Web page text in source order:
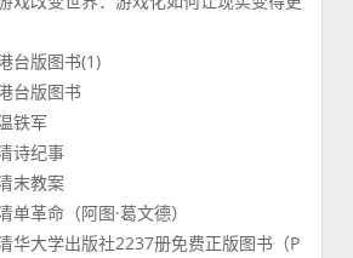
台版图书(1)
台版图书
铁军
诗纪事
末教案
革命（阿图·葛文德）
华大学出版社2237册免费正版图书（P